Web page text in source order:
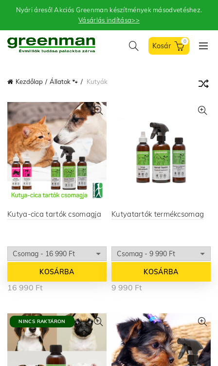
Nyári áreső! Akciós Greenman készítmények másodvetéshez.
Vásárlás indítása>>
0
Kezdőlap Állatok 🐾 Kutyák
Kutya-cica tartók csomagja
KOSÁRBA
16 990 Ft
Kutyatartók termékcsomag
KOSÁRBA
9 990 Ft
NINCS RAKTÁRON